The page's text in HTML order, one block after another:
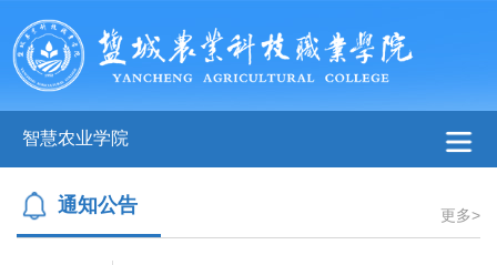
智慧农业学院
通知公告 更多>